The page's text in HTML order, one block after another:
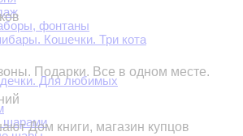
фонтаны
Кошечки. Три кота
Для любимых
шарами
Подарки. Все в одном месте.
Дом книги, магазин купцов